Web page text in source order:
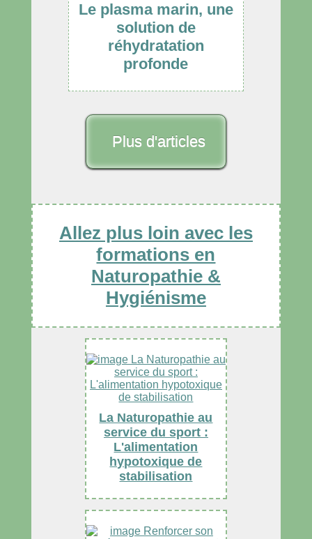
Le plasma marin, une
solution de
réhydratation
profonde
Plus d'articles
Allez plus loin avec les
formations en
Naturopathie &
Hygiénisme
La Naturopathie au
service du sport :
L'alimentation
hypotoxique de
stabilisation